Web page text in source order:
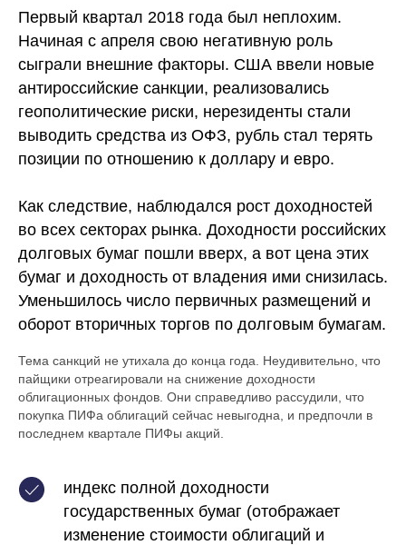
Первый квартал 2018 года был неплохим.
Начиная с апреля свою негативную роль
сыграли внешние факторы. США ввели новые
антироссийские санкции, реализовались
геополитические риски, нерезиденты стали
выводить средства из ОФЗ, рубль стал терять
позиции по отношению к доллару и евро.
Как следствие, наблюдался рост доходностей
во всех секторах рынка. Доходности российских
долговых бумаг пошли вверх, а вот цена этих
бумаг и доходность от владения ими снизилась.
Уменьшилось число первичных размещений и
оборот вторичных торгов по долговым бумагам.
Тема санкций не утихала до конца года. Неудивительно, что
пайщики отреагировали на снижение доходности
облигационных фондов. Они справедливо рассудили, что
покупка ПИФа облигаций сейчас невыгодна, и предпочли в
последнем квартале ПИФы акций.
индекс полной доходности
государственных бумаг (отображает
изменение стоимости облигаций и